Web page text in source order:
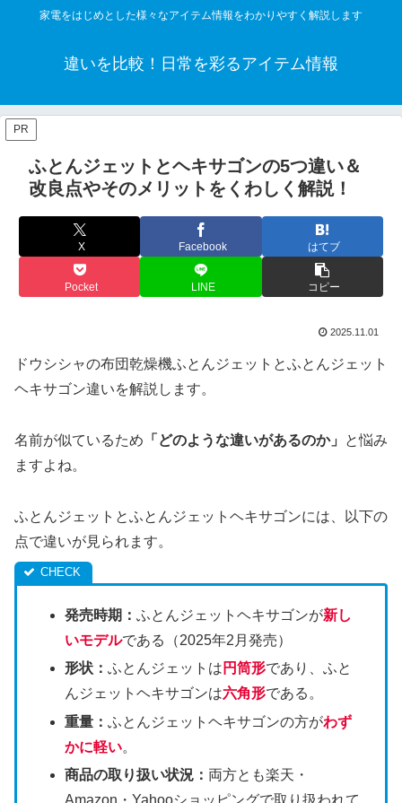
家電をはじめとした様々なアイテム情報をわかりやすく解説します
違いを比較！日常を彩るアイテム情報
PR
ふとんジェットとヘキサゴンの5つ違い＆
改良点やそのメリットをくわしく解説！
X Facebook はてブ
Pocket LINE コピー
2025.11.01
ドウシシャの布団乾燥機ふとんジェットとふとんジェット
ヘキサゴン違いを解説します。
名前が似ているため 「どのような違いがあるのか」
と悩み
ますよね。
ふとんジェットとふとんジェットヘキサゴンには、以下の
点で違いが見られます。
発売時期：ふとんジェットヘキサゴンが新し
いモデルである（2025年2月発売）
形状：ふとんジェットは 円筒形であり、ふと
んジェットヘキサゴンは六角形である。
重量：ふとんジェットヘキサゴンの方がわず
かに軽い。
商品の取り扱い状況： 両方とも楽天・
Amazon・Yahooショッピングで取り扱われて